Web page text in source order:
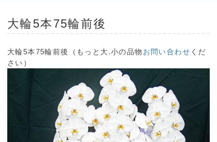
大輪5本75輪前後
大輪5本75輪前後 （もっと大.小の品物 お問い合わせ くだ
さい）